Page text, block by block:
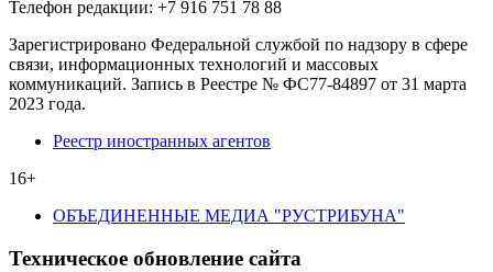
Телефон редакции: +7 916 751 78 88
Зарегистрировано Федеральной службой по надзору в сфере
связи, информационных технологий и массовых
коммуникаций. Запись в Реестре № ФС77-84897 от 31 марта
2023 года.
Реестр иностранных агентов
16+
ОБЪЕДИНЕННЫЕ МЕДИА "РУСТРИБУНА"
Техническое обновление сайта